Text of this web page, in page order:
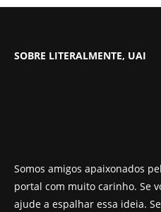
SOBRE LITERALMENTE, UAI
Somos amigos apaixonados
portal com muito carinho. Se
ajude a espalhar essa ideia.